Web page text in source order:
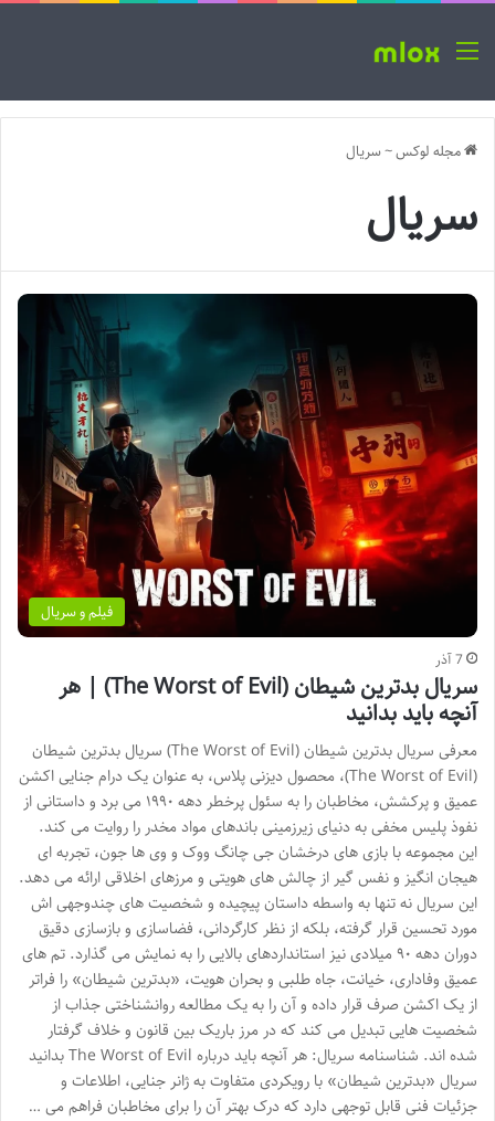
منو
مجله لوکس~سریال
سریال
فیلم و سریال
7 آذر
سریال بدترین شیطان (The Worst of Evil) | هر
آنچه باید بدانید
معرفی سریال بدترین شیطان (The Worst of Evil) سریال بدترین شیطان
(The Worst of Evil)، محصول دیزنی پلاس، به عنوان یک درام جنایی اکشن
عمیق و پرکشش، مخاطبان را به سئول پرخطر دهه ۱۹۹۰ می برد و داستانی از
نفوذ پلیس مخفی به دنیای زیرزمینی باندهای مواد مخدر را روایت می کند.
این مجموعه با بازی های درخشان جی چانگ ووک و وی ها جون، تجربه ای
هیجان انگیز و نفس گیر از چالش های هویتی و مرزهای اخلاقی ارائه می دهد.
این سریال نه تنها به واسطه داستان پیچیده و شخصیت های چندوجهی اش
مورد تحسین قرار گرفته، بلکه از نظر کارگردانی، فضاسازی و بازسازی دقیق
دوران دهه ۹۰ میلادی نیز استانداردهای بالایی را به نمایش می گذارد. تم های
عمیق وفاداری، خیانت، جاه طلبی و بحران هویت، «بدترین شیطان» را فراتر
از یک اکشن صرف قرار داده و آن را به یک مطالعه روانشناختی جذاب از
شخصیت هایی تبدیل می کند که در مرز باریک بین قانون و خلاف گرفتار
شده اند. شناسنامه سریال: هر آنچه باید درباره The Worst of Evil بدانید
سریال «بدترین شیطان» با رویکردی متفاوت به ژانر جنایی، اطلاعات و
جزئیات فنی قابل توجهی دارد که درک بهتر آن را برای مخاطبان فراهم می …